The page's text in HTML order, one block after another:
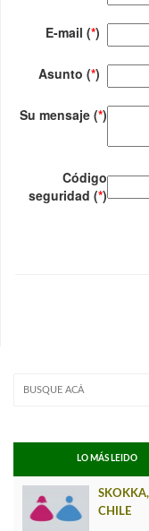
E-mail (*)
Asunto (*)
Su mensaje (*)
Código
seguridad (*)
LO MÁS LEIDO
CHILE